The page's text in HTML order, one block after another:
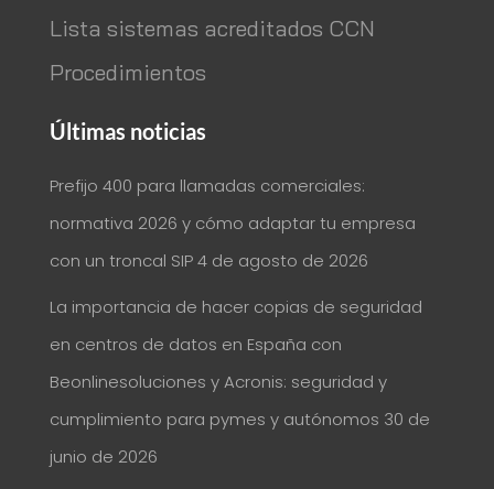
Lista sistemas acreditados CCN
Procedimientos
Últimas noticias
Prefijo 400 para llamadas comerciales:
normativa 2026 y cómo adaptar tu empresa
con un troncal SIP 4 de agosto de 2026
La importancia de hacer copias de seguridad
en centros de datos en España con
Beonlinesoluciones y Acronis: seguridad y
cumplimiento para pymes y autónomos 30 de
junio de 2026